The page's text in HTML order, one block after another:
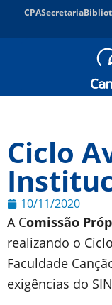
CPASecretaria
Ciclo
10/11/2020
A Comissão
realizando o
Faculdade
exigências do